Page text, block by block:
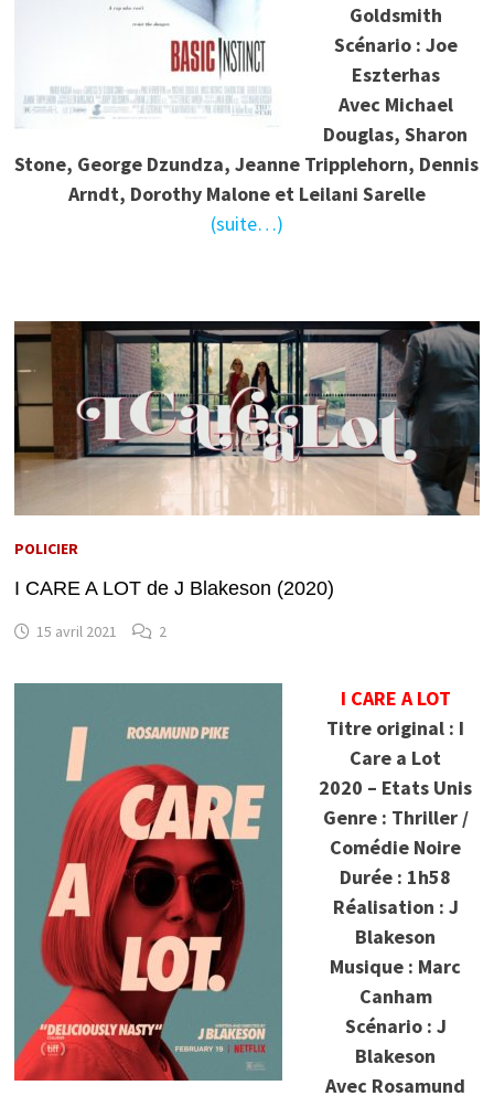
Goldsmith
Scénario : Joe
Eszterhas
Avec Michael
Douglas, Sharon
Stone, George Dzundza, Jeanne Tripplehorn, Dennis
Arndt, Dorothy Malone et Leilani Sarelle
(suite…)
POLICIER
I CARE A LOT de J Blakeson (2020)
15 avril 2021 2
I CARE A LOT
Titre original : I
Care a Lot
2020 – Etats Unis
Genre : Thriller /
Comédie Noire
Durée : 1h58
Réalisation : J
Blakeson
Musique : Marc
Canham
Scénario : J
Blakeson
Avec Rosamund